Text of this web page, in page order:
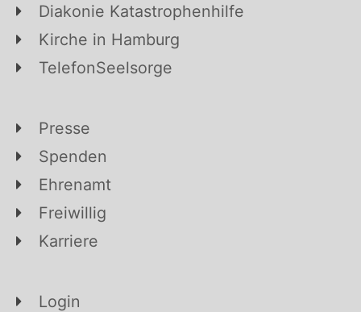
Diakonie Katastrophenhilfe
Kirche in Hamburg
TelefonSeelsorge
Presse
Spenden
Ehrenamt
Freiwillig
Karriere
Login